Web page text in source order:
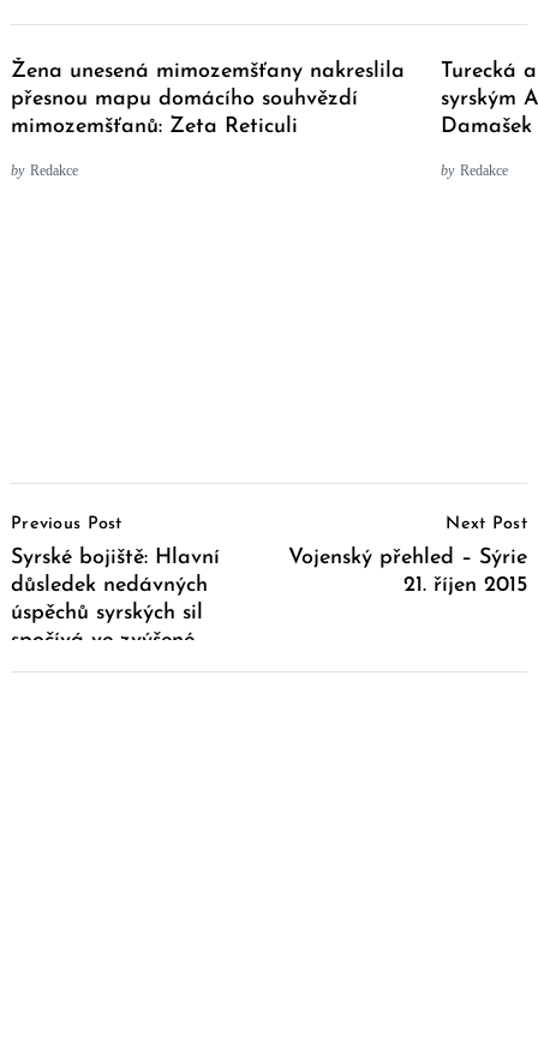
Žena unesená mimozemšťany nakreslila
přesnou mapu domácího souhvězdí
mimozemšťanů: Zeta Reticuli
by Redakce
Turecká
syrským
by Redakce
Navigation
Previous Post
Syrské bojiště: Hlavní
důsledek nedávných
úspěchů syrských sil
spočívá ve zvýšené
morálce provládních sil
Next Post
Vojenský přehled – Sýrie
21. říjen 2015